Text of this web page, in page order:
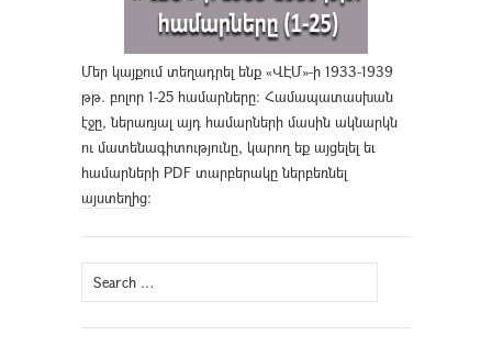
Մեր կայքում տեղադրել ենք «ՎԷՄ»-ի 1933-1939
թթ. բոլոր 1-25 համարները։ Համապատասխան
էջը, ներառյալ այդ համարների մասին ակնարկն
ու մատենագիտությունը, կարող եք այցելել եւ
համարների PDF տարբերակը ներբեռնել
այստեղից։
Search
for: